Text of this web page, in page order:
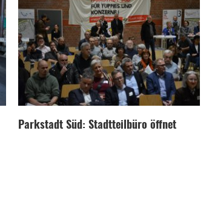
Parkstadt Süd: Stadtteilbüro öffnet